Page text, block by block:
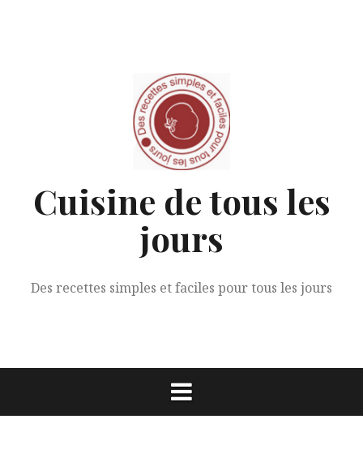
Cuisine de tous les
jours
Des recettes simples et faciles pour tous les jours